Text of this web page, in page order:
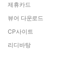
제휴카드
뷰어 다운로드
CP사이트
리디바탕